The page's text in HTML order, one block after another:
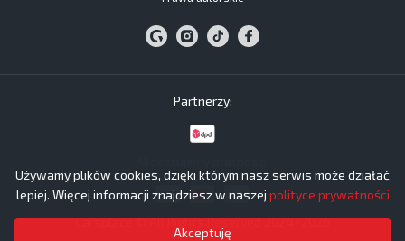
Używamy plików cookies, dzięki którym nasz serwis może działać
lepiej. Więcej informacji znajdziesz w naszej polityce prywatności
Akceptuję
Carsplace © All Rights Reserved 2024−2026
Partnerzy: